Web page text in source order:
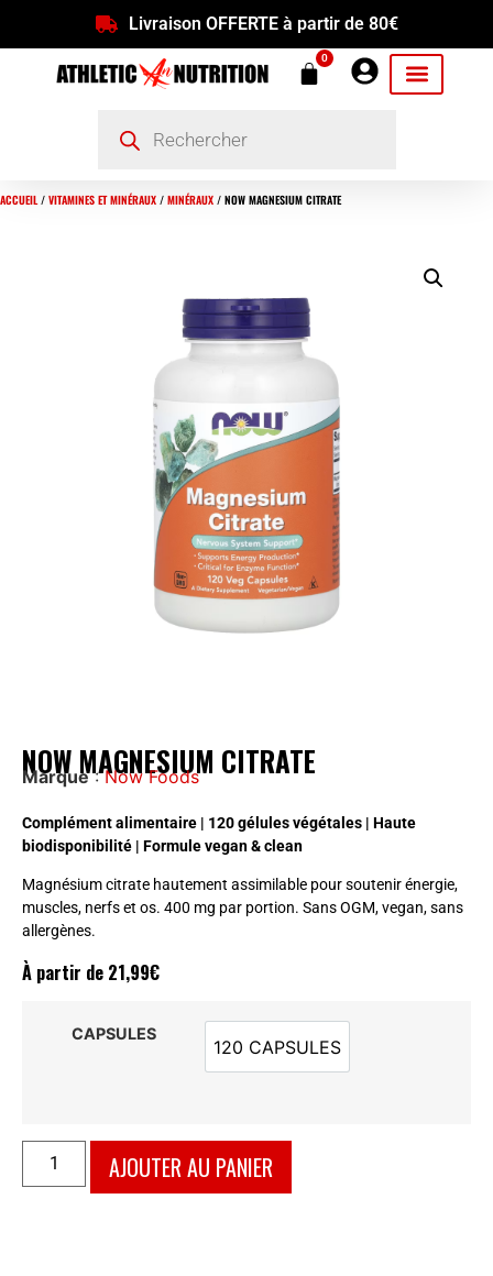
Livraison OFFERTE à partir de 80€
0
ACCUEIL/ VITAMINES ET MINÉRAUX / MINÉRAUX / NOW MAGNESIUM CITRATE
NOW MAGNESIUM CITRATE
Marque:Now Foods
Complément alimentaire | 120 gélules végétales | Haute
biodisponibilité | Formule vegan & clean
Magnésium citrate hautement assimilable pour soutenir énergie,
muscles, nerfs et os. 400 mg par portion. Sans OGM, vegan, sans
allergènes.
À partir de 21,99€
CAPSULES
120 CAPSULES
120 CAPSULES
AJOUTER AU PANIER